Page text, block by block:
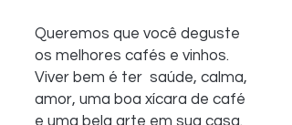
Queremos que você deguste
os melhores cafés e vinhos.
Viver bem é ter  saúde, calma,
amor, uma boa xícara de café
e uma bela arte em sua casa.